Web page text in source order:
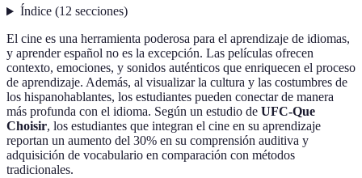
Índice(12 secciones)
El cine es una herramienta poderosa para el aprendizaje de idiomas,
y aprender español no es la excepción. Las películas ofrecen
contexto, emociones, y sonidos auténticos que enriquecen el proceso
de aprendizaje. Además, al visualizar la cultura y las costumbres de
los hispanohablantes, los estudiantes pueden conectar de manera
más profunda con el idioma. Según un estudio de UFC-Que
Choisir, los estudiantes que integran el cine en su aprendizaje
reportan un aumento del 30% en su comprensión auditiva y
adquisición de vocabulario en comparación con métodos
tradicionales.